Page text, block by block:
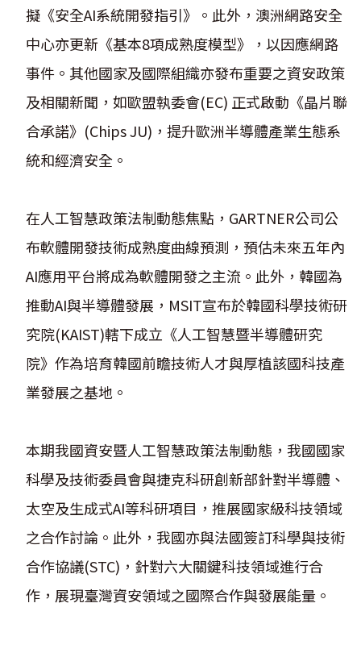
擬《安全AI系統開發指引》。此外，澳洲網路安全
中心亦更新《基本8項成熟度模型》，以因應網路
事件。其他國家及國際組織亦發布重要之資安政策
及相關新聞，如歐盟執委會(EC) 正式啟動《晶片聯
合承諾》(Chips JU)，提升歐洲半導體產業生態系
統和經濟安全。
在人工智慧政策法制動態焦點，GARTNER公司公
布軟體開發技術成熟度曲線預測，預估未來五年內
AI應用平台將成為軟體開發之主流。此外，韓國為
推動AI與半導體發展，MSIT宣布於韓國科學技術研
究院(KAIST)轄下成立《人工智慧暨半導體研究
院》作為培育韓國前瞻技術人才與厚植該國科技產
業發展之基地。
本期我國資安暨人工智慧政策法制動態，我國國家
科學及技術委員會與捷克科研創新部針對半導體、
太空及生成式AI等科研項目，推展國家級科技領域
之合作討論。此外，我國亦與法國簽訂科學與技術
合作協議(STC)，針對六大關鍵科技領域進行合
作，展現臺灣資安領域之國際合作與發展能量。